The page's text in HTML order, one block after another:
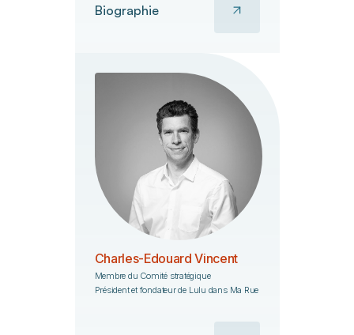
Biographie
Charles-Edouard Vincent
Membre du Comité stratégique
Président et fondateur de Lulu dans Ma Rue